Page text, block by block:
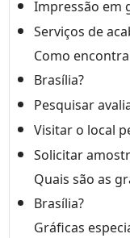
Impressão em
Serviços de
Como
Brasília?
Pesquisar
Visitar o local
Solicitar
Quais são as
Brasília?
Gráficas